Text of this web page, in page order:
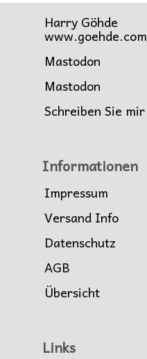
Harry Göhde
www.goehde.com
Mastodon
Mastodon
Schreiben Sie mir
Informationen
Impressum
Versand Info
Datenschutz
AGB
Übersicht
Links